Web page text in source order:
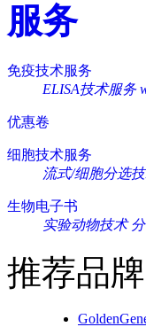
服务
免疫技术服务
ELISA技术服务
优惠卷
细胞技术服务
流式/细胞分选
生物电子书
实验动物技术
推荐品牌